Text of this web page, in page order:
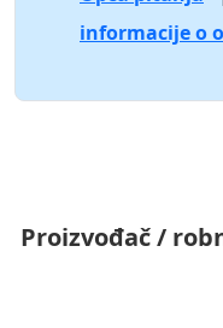
informacije o
Proizvođač /